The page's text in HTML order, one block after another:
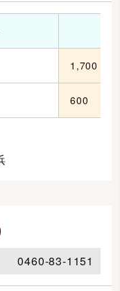
1,700
600
0460-83-1151